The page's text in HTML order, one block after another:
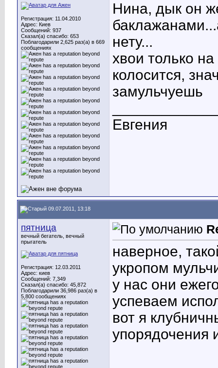
Регистрация: 11.04.2010
Адрес: Киев
Сообщений: 937
Сказал(а) спасибо: 653
Поблагодарили 2,625 раз(а) в 669
сообщениях
Нина, дык он
нету...
хвои только
колосится,
замульчуешь
Евгения
09.07.2011, 13:18
пятница
вечный бегатель, вечный
прыгатель
Регистрация: 12.03.2011
Адрес: киев
Сообщений: 7,349
Сказал(а) спасибо: 45,872
Поблагодарили 36,986 раз(а) в
5,800 сообщениях
наверное,
укропом
у нас они
успеваем
вот я
упорядочения